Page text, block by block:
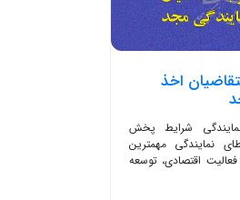
اخذ
شرایط پخش
نمایندگی مهمترین
اقتصادی، توسعه